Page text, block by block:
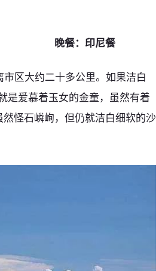
晚餐：印尼餐
区大约二十多公里。如果洁白
是爱慕着玉女的金童，虽然有着
怪石嶙峋，但仍就洁白细软的沙